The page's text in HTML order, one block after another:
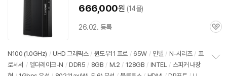
666,000원 (14몰)
26.02. 등록
관
N100 (1.0GHz) / UHD 그래픽스 / 윈도우11 프로 / 65W / 인텔 / N-시리즈 / 프
로세서 / 엘더레이크-N / DDR5 / 8GB / M.2 / 128GB / INTEL / 스피커 내장